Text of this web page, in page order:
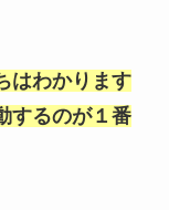
はわかります
するのが１番